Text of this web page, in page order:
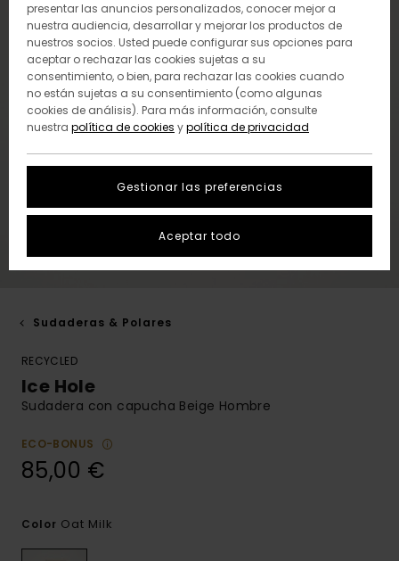
Sudaderas & Polares
RECYCLED
Ice Hole
Sudadera con capucha Beige Hombre
ECO-BONUS
85,00 €
Color Oat Milk
presentar las anuncios personalizados, conocer mejor a
nuestra audiencia, desarrollar y mejorar los productos de
nuestros socios. Usted puede configurar sus opciones para
aceptar o rechazar las cookies sujetas a su
consentimiento, o bien, para rechazar las cookies cuando
no están sujetas a su consentimiento (como algunas
cookies de análisis). Para más información, consulte
nuestra política de cookies ypolítica de privacidad
Gestionar las preferencias
Aceptar todo